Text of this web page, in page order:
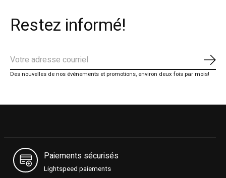
Restez informé!
Des nouvelles de nos événements et promotions, environ deux fois par mois!
Paiements sécurisés
Lightspeed paiements